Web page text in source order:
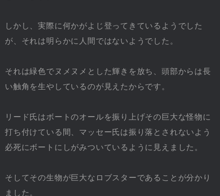
しかし、実際に何かがよじ登ってきているようでした
が、それは明らかに人間ではないようでした。
それは緑色でヌメヌメとした輝きを放ち、頭部からは長
い触角を生やしているのが見えたからです。
リード氏はボートのオールを振り上げその巨大な怪物に
打ち付けている間、マッセー氏は振り落とされないよう
必死にボートにしがみついているように見えました。
そしてその生物が巨大なロブスターであることが分かり
ました。